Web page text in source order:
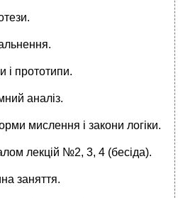
і прототипи.
аналіз.
мислення і закони логіки.
лекцій №2, 3, 4 (бесіда).
заняття.